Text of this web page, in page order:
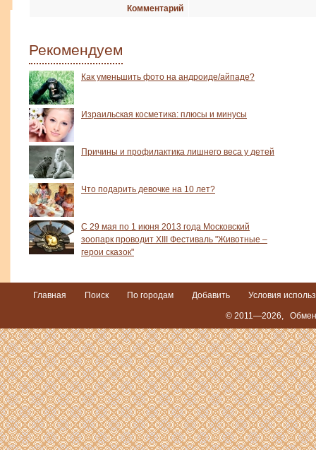
Комментарий
Рекомендуем
Как уменьшить фото на андроиде/айпаде?
Израильская косметика: плюсы и минусы
Причины и профилактика лишнего веса у детей
Что подарить девочке на 10 лет?
С 29 мая по 1 июня 2013 года Московский
зоопарк проводит XIII Фестиваль "Животные –
герои сказок"
Главная Поиск По городам Добавить Условия
© 2011—2026, Обмен